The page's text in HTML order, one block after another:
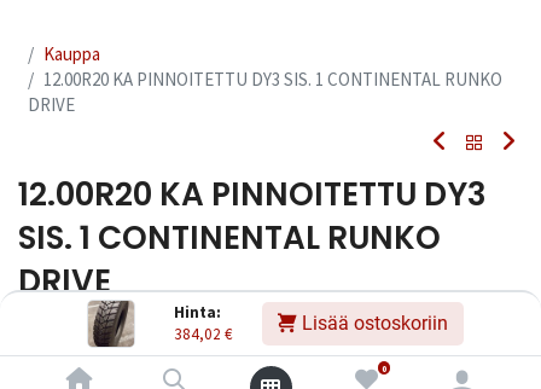
Hinta:
384,02 € Lisää ostoskoriin
0
Kauppa
12.00R20 KA PINNOITETTU DY3 SIS. 1 CONTINENTAL RUNKO
DRIVE
12.00R20 KA PINNOITETTU DY3
SIS. 1 CONTINENTAL RUNKO
DRIVE
Tuotekoodi:236033
384,02€ Sisältää ALV:n/ kpl